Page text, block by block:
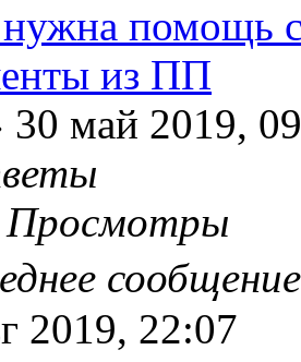
помощь
из ПП
30 май 2019,
Просмотры
2019, 22:07